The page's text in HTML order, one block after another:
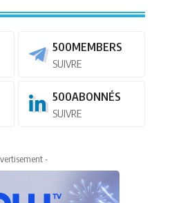
500MEMBERS
SUIVRE
500ABONNÉS
SUIVRE
-